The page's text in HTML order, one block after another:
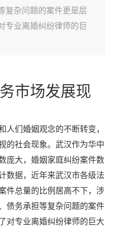
复杂问题的案件更是层
专业离婚纠纷律师的巨
市场发展现
人们婚姻观念的不断转变，
的社会现象。武汉作为华中
庞大，婚姻家庭纠纷案件数
数据，近年来武汉市各级法
件总量的比例居高不下，涉
债务承担等复杂问题的案件
对专业离婚纠纷律师的巨大